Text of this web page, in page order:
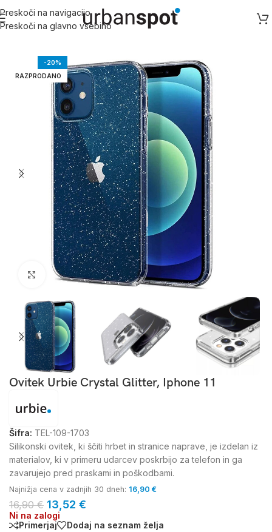
Preskoči na navigacijo
Preskoči na glavno vsebino
Domov/Apple/Apple iPhone 11 serija iPhone 11
-20%
RAZPRODANO
Kliknite za povečavo
Ovitek Urbie Crystal Glitter, Iphone 11
Šifra: TEL-109-1703
Silikonski ovitek, ki ščiti hrbet in stranice naprave, je izdelan iz
materialov, ki v primeru udarcev poskrbijo za telefon in ga
zavarujejo pred praskami in poškodbami.
Najnižja cena v zadnjih 30 dneh: 16,90 €
16,90€ 13,52 €
Ni na zalogi
Primerjaj
Dodaj na seznam želja